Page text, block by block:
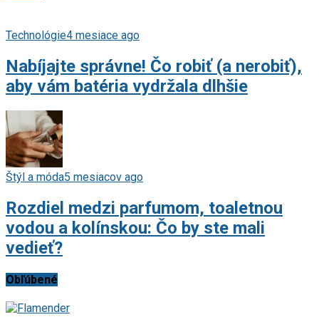
Technológie4 mesiace ago
Nabíjajte správne! Čo robiť (a nerobiť),
aby vám batéria vydržala dlhšie
Štýl a móda5 mesiacov ago
Rozdiel medzi parfumom, toaletnou
vodou a kolínskou: Čo by ste mali
vedieť?
Obľúbené